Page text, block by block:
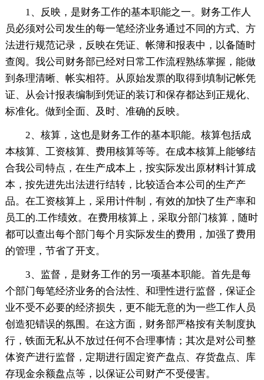
1、反映，是财务工作的基本职能之一。财务工作人
员必须对公司发生的每一笔经济业务通过不同的方式、方
法进行规范记录，反映在凭证、帐簿和报表中，以备随时
查阅。我公司财务部已经对日常工作流程熟练掌握，能做
到条理清晰、帐实相符。从原始发票的取得到填制记帐凭
证、从会计报表编制到凭证的装订和保存都达到正规化、
标准化。做到全面、及时、准确的反映。
2、核算，这也是财务工作的基本职能。核算包括成
本核算、工资核算、费用核算等等。在成本核算上能够结
合我公司特点，在生产成本上，按实际发出原材料计算成
本，按先进先出法进行结转，比较适合本公司的生产产
品。在工资核算上，采用计件制，有效的加快了生产率和
员工的.工作绩效。在费用核算上，采取分部门核算，随时
都可以查出每个部门每个月实际发生的费用，加强了费用
的管理，节省了开支。
3、监督，是财务工作的另一项基本职能。首先是每
个部门每笔经济业务的合法性、和理性进行监督，保证企
业不受不必要的经济损失，更不能无意的为一些工作人员
创造犯错误的氛围。在这方面，财务部严格按有关制度执
行，铁面无私从不放过任何不合理事情；其次是对公司整
体资产进行监督，定期进行固定资产盘点、存货盘点、库
存现金余额盘点等，以保证公司财产不受侵害。